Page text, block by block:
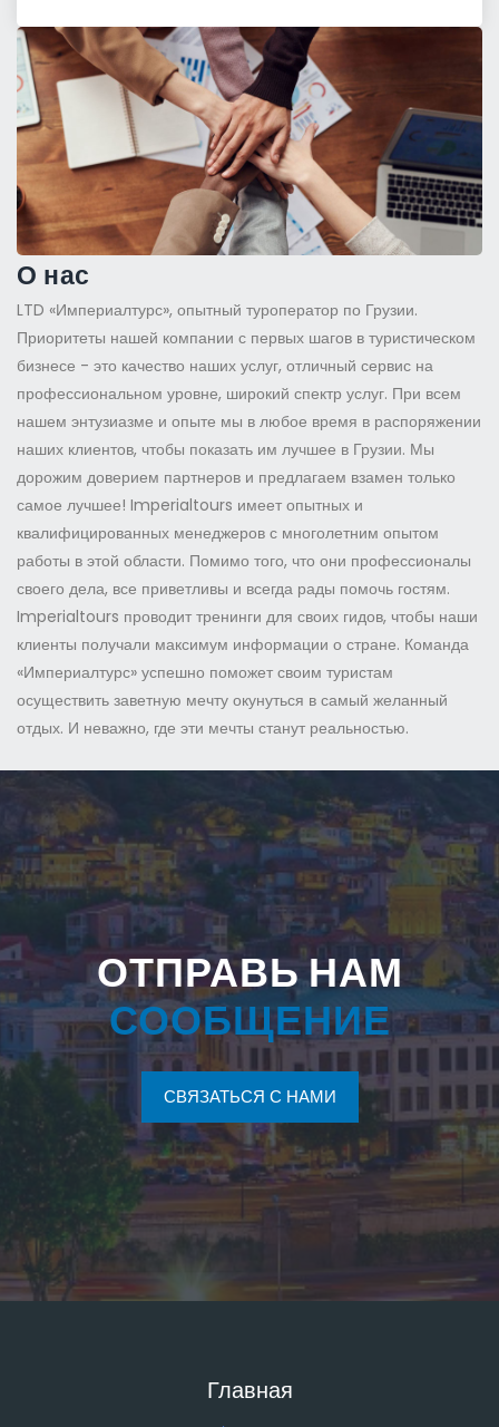
О нас
LTD «Империалтурс», опытный туроператор по Грузии.
Приоритеты нашей компании с первых шагов в туристическом
бизнесе - это качество наших услуг, отличный сервис на
профессиональном уровне, широкий спектр услуг. При всем
нашем энтузиазме и опыте мы в любое время в распоряжении
наших клиентов, чтобы показать им лучшее в Грузии. Мы
дорожим доверием партнеров и предлагаем взамен только
самое лучшее! Imperialtours имеет опытных и
квалифицированных менеджеров с многолетним опытом
работы в этой области. Помимо того, что они профессионалы
своего дела, все приветливы и всегда рады помочь гостям.
Imperialtours проводит тренинги для своих гидов, чтобы наши
клиенты получали максимум информации о стране. Команда
«Империалтурс» успешно поможет своим туристам
осуществить заветную мечту окунуться в самый желанный
отдых. И неважно, где эти мечты станут реальностью.
ОТПРАВЬ НАМ
СООБЩЕНИЕ
СВЯЗАТЬСЯ С НАМИ
Главная